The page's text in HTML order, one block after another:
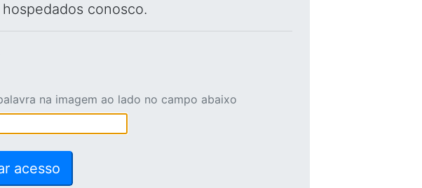
conosco.
na imagem ao lado no campo abaixo